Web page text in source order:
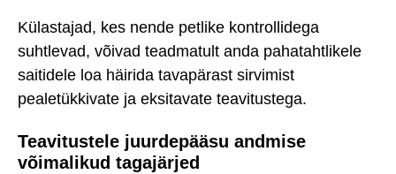
Külastajad, kes nende petlike kontrollidega
suhtlevad, võivad teadmatult anda pahatahtlikele
saitidele loa häirida tavapärast sirvimist
pealetükkivate ja eksitavate teavitustega.
Teavitustele juurdepääsu andmise
võimalikud tagajärjed